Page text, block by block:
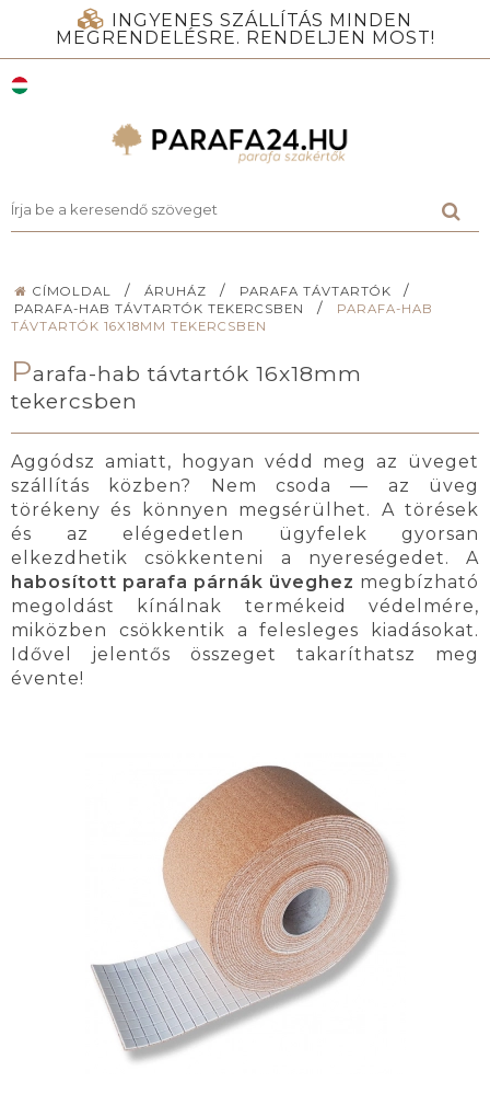
INGYENES SZÁLLÍTÁS MINDEN
MEGRENDELÉSRE. RENDELJEN MOST!
CÍMOLDAL / ÁRUHÁZ / PARAFA TÁVTARTÓK /
PARAFA-HAB TÁVTARTÓK TEKERCSBEN /
PARAFA-HAB
TÁVTARTÓK 16X18MM TEKERCSBEN
Parafa-hab távtartók 16x18mm
tekercsben
Aggódsz amiatt, hogyan védd meg az üveget
szállítás közben? Nem csoda — az üveg
törékeny és könnyen megsérülhet. A törések
és az elégedetlen ügyfelek gyorsan
elkezdhetik csökkenteni a nyereségedet. A
habosított parafa párnák üveghez megbízható
megoldást kínálnak termékeid védelmére,
miközben csökkentik a felesleges kiadásokat.
Idővel jelentős összeget takaríthatsz meg
évente!